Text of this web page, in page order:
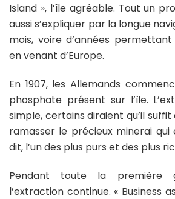
Island », l’île agréable. Tout un
aussi s’expliquer par la longue
mois, voire d’années
en venant d’Europe.
En 1907, les Allemands
phosphate présent sur l’île.
simple, certains diraient qu’il
ramasser le précieux minerai qui
dit, l’un des plus purs et des plus
Pendant toute la première
l’extraction continue. « Business